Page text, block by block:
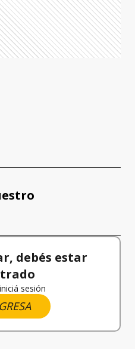
debés estar
sesión